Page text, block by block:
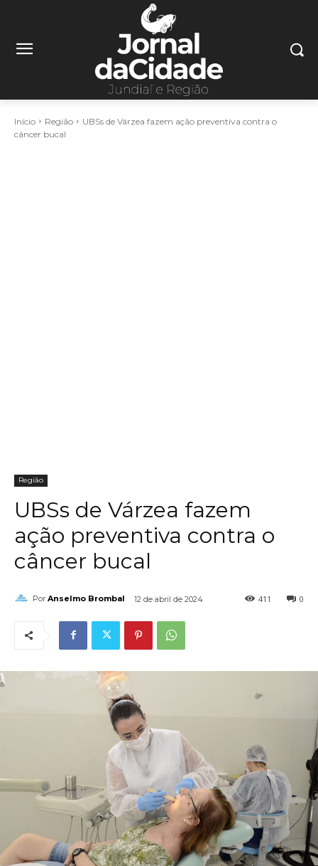
Início Região
UBSs de Várzea fazem ação preventiva contra o
câncer bucal
Região
UBSs de Várzea fazem
ação preventiva contra o
câncer bucal
Por Anselmo Brombal 12 de abril de 2024 0
411